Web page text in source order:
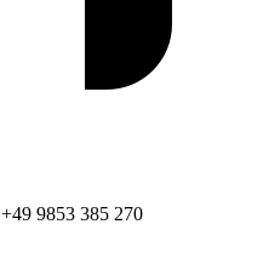
9853 385 270